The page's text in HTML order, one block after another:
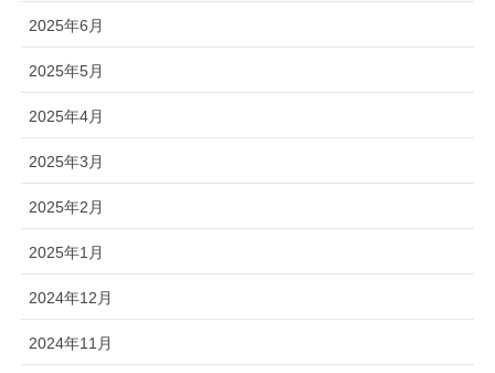
2025年6月
2025年5月
2025年4月
2025年3月
2025年2月
2025年1月
2024年12月
2024年11月